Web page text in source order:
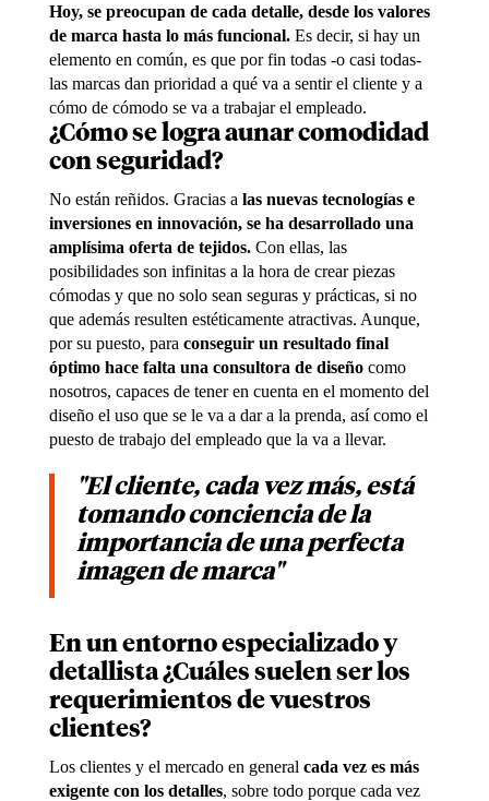
Hoy, se preocupan de cada detalle, desde los valores
de marca hasta lo más funcional.Es decir, si hay un
elemento en común, es que por fin todas -o casi todas-
las marcas dan prioridad a qué va a sentir el cliente y a
cómo de cómodo se va a trabajar el empleado.
¿Cómo se logra aunar comodidad
con seguridad?
No están reñidos. Gracias a las nuevas tecnologías e
inversiones en innovación, se ha desarrollado una
amplísima oferta de tejidos.Con ellas, las
posibilidades son infinitas a la hora de crear piezas
cómodas y que no solo sean seguras y prácticas, si no
que además resulten estéticamente atractivas. Aunque,
por su puesto, para conseguir un resultado final
óptimo hace falta una consultora de diseñocomo
nosotros, capaces de tener en cuenta en el momento del
diseño el uso que se le va a dar a la prenda, así como el
puesto de trabajo del empleado que la va a llevar.
"El cliente, cada vez más, está
tomando conciencia de la
importancia de una perfecta
imagen de marca"
En un entorno especializado y
detallista ¿Cuáles suelen ser los
requerimientos de vuestros
clientes?
Los clientes y el mercado en general cada vez es más
exigente con los detalles, sobre todo porque cada vez